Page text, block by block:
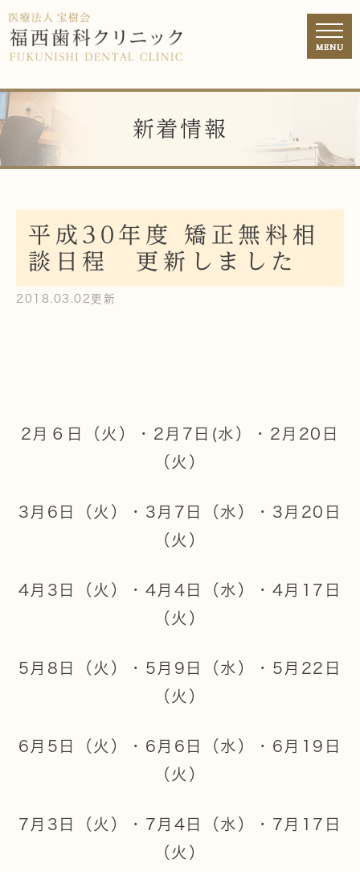
新着情報
平成30年度 矯正無料相
談日程 更新しました
2018.03.02更新
2月６日（火）・2月7日(水）・2月20日
（火）
3月6日（火）・3月7日（水）・3月20日
（火）
4月3日（火）・4月4日（水）・4月17日
（火）
5月8日（火）・5月9日（水）・5月22日
（火）
6月5日（火）・6月6日（水）・6月19日
（火）
7月3日（火）・7月4日（水）・7月17日
（火）